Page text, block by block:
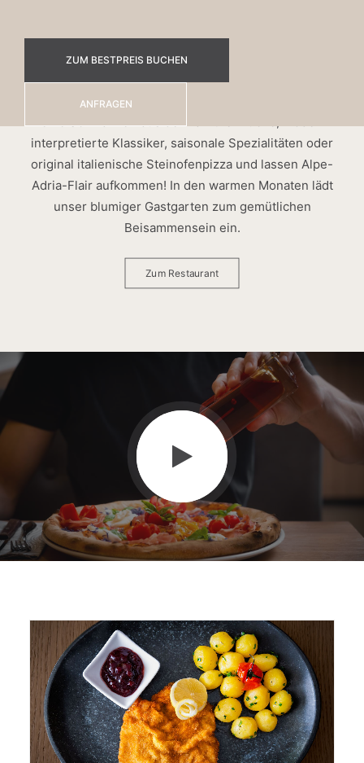
ZUM BESTPREIS BUCHEN
ANFRAGEN
Das Wrannissimo
Gehen Sie auf kulinarische Tuchfühlung. In unserem
à-la-carte Restaurant Wrannissimo servieren wir
feine Schmankerl aus der Kärntner Küche, modern
interpretierte Klassiker, saisonale Spezialitäten oder
original italienische Steinofenpizza und lassen Alpe-
Adria-Flair aufkommen! In den warmen Monaten lädt
unser blumiger Gastgarten zum gemütlichen
Beisammensein ein.
Zum Restaurant